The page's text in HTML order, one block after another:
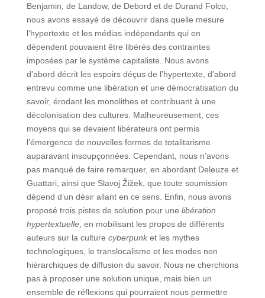
Benjamin, de Landow, de Debord et de Durand Folco,
nous avons essayé de découvrir dans quelle mesure
l’hypertexte et les médias indépendants qui en
dépendent pouvaient être libérés des contraintes
imposées par le système capitaliste. Nous avons
d’abord décrit les espoirs déçus de l’hypertexte, d’abord
entrevu comme une libération et une démocratisation du
savoir, érodant les monolithes et contribuant à une
décolonisation des cultures. Malheureusement, ces
moyens qui se devaient libérateurs ont permis
l’émergence de nouvelles formes de totalitarisme
auparavant insoupçonnées. Cependant, nous n’avons
pas manqué de faire remarquer, en abordant Deleuze et
Guattari, ainsi que Slavoj Žižek, que toute soumission
dépend d’un désir allant en ce sens. Enfin, nous avons
proposé trois pistes de solution pour une libération
hypertextuelle, en mobilisant les propos de différents
auteurs sur la culture cyberpunket les mythes
technologiques, le translocalisme et les modes non
hiérarchiques de diffusion du savoir. Nous ne cherchions
pas à proposer une solution unique, mais bien un
ensemble de réflexions qui pourraient nous permettre